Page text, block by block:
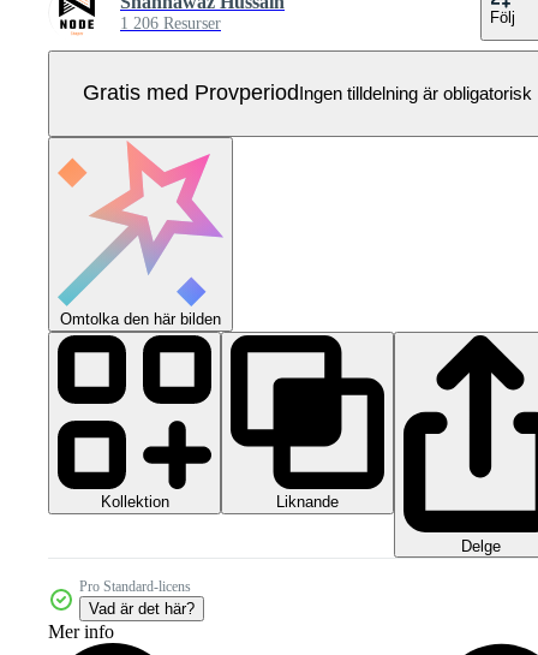
1 206 Resurser Följ
Gratis med ProvperiodIngen tilldelning är obligatorisk
Omtolka den här bilden
Kollektion Liknande
Delge
Pro Standard-licens
Vad är det här?
Mer info